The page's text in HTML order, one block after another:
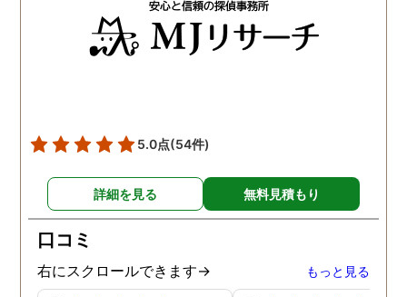
5.0点(54件)
詳細を見る 無料見積もり
口コミ
右にスクロールできます→ もっと見る